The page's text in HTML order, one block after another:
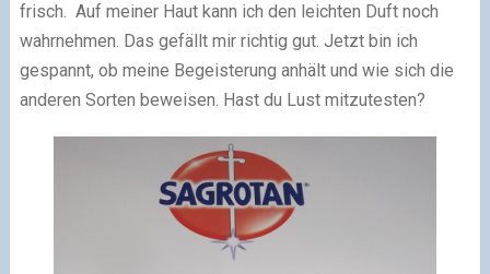
frisch. Auf meiner Haut kann ich den leichten Duft noch
wahrnehmen. Das gefällt mir richtig gut. Jetzt bin ich
gespannt, ob meine Begeisterung anhält und wie sich die
anderen Sorten beweisen. Hast du Lust mitzutesten?